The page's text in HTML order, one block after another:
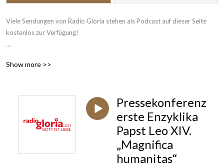
Viele Sendungen von Radio Gloria stehen als Podcast auf dieser Seite
kostenlos zur Verfügung!
sendet rund um die Uhr News aus Kirche und Gesellschaft, katholische
deutschsprachigen Schweiz, Swisscom TV, Internetradio und mit unserer
Gloria App einfach empfangbar.
Show more >>
Pressekonferenz
erste Enzyklika
Papst Leo XIV.
„Magnifica
humanitas“